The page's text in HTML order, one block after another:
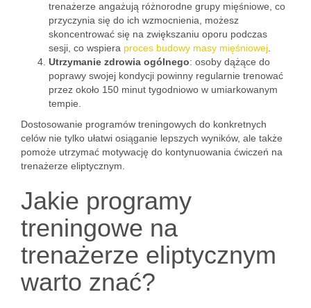
trenażerze angażują różnorodne grupy mięśniowe, co
przyczynia się do ich wzmocnienia, możesz
skoncentrować się na zwiększaniu oporu podczas
sesji, co wspiera proces budowy masy mięśniowej
Utrzymanie zdrowia ogólnego: osoby dążące do
poprawy swojej kondycji powinny regularnie trenować
przez około 150 minut tygodniowo w umiarkowanym
tempie.
Dostosowanie programów treningowych do konkretnych
celów nie tylko ułatwi osiąganie lepszych wyników, ale także
pomoże utrzymać motywację do kontynuowania ćwiczeń na
trenażerze eliptycznym.
Jakie programy
treningowe na
trenażerze eliptycznym
warto znać?